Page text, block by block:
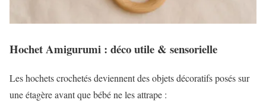
Hochet Amigurumi : déco utile & sensorielle
Les hochets crochetés deviennent des objets décoratifs posés sur
une étagère avant que bébé ne les attrape :